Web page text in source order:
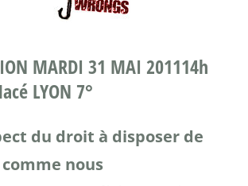
MARDI 31 MAI 201114h
LYON 7°
du droit à disposer de
nous